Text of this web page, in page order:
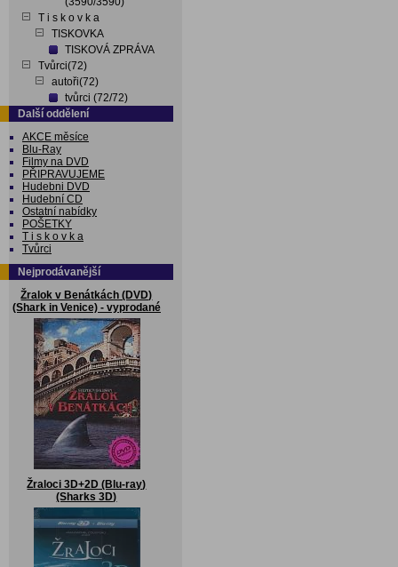
T i s k o v k a
TISKOVKA
TISKOVÁ ZPRÁVA
Tvůrci(72)
autoři(72)
tvůrci (72/72)
Další oddělení
AKCE měsíce
Blu-Ray
Filmy na DVD
PŘIPRAVUJEME
Hudebni DVD
Hudební CD
Ostatní nabídky
POŠETKY
T i s k o v k a
Tvůrci
Nejprodávanější
Žralok v Benátkách (DVD)
(Shark in Venice) - vyprodané
Žraloci 3D+2D (Blu-ray)
(Sharks 3D)